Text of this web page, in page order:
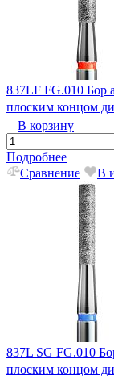
837LF FG.010 Бор
плоским концом
В корзину
Подробнее
Сравнение
В
837L SG FG.010
плоским концом